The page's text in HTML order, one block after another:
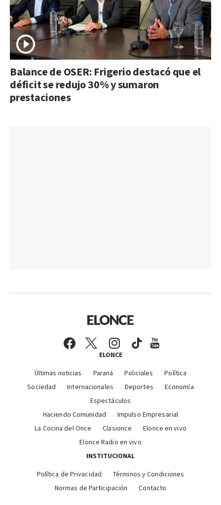
Balance de OSER: Frigerio destacó que el
déficit se redujo 30% y sumaron
prestaciones
ELONCE
Últimas noticias Paraná Policiales
Política
Sociedad
Internacionales Deportes
Economía
Espectáculos
Haciendo Comunidad
Impulso Empresarial
La Cocina del Once
Clasionce
Elonce en vivo
Elonce Radio en vivo
INSTITUCIONAL
Política de Privacidad
Términos y Condiciones
Normas de Participación
Contacto